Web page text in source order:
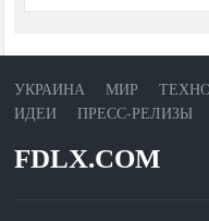
УКРАИНА МИР
ИДЕИ
ПРЕСС-РЕЛИЗЫ
FDLX.COM